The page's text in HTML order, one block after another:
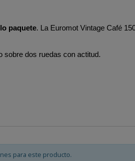
paquete. La Euromot Vintage Café
sobre dos ruedas con actitud.
para este producto.